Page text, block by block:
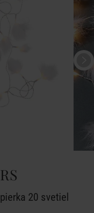
20 svetiel